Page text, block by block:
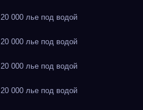
000 лье под водой
000 лье под водой
000 лье под водой
000 лье под водой